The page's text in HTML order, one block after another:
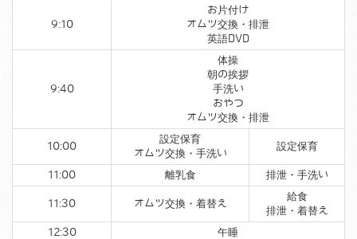
9:10
お片付け
オムツ交換・排泄
英語DVD
9:40
体操
朝の挨拶
手洗い
おやつ
オムツ交換・排泄
10:00
設定保育
オムツ交換・手洗い
設定保育
11:00 離乳食 排泄・手洗い
11:30 オムツ交換・着替え
給食
排泄・着替え
12:30
午睡